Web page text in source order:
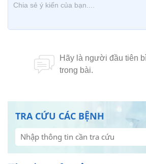
Xem thêm về: Chuyện phòng the